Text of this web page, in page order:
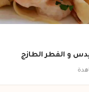
و الفطر الطازج